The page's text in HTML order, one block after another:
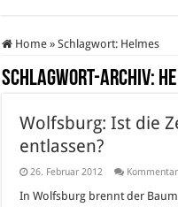
Home » Schlagwort: Helmes
Schlagwort-Archiv:
Wolfsburg: Ist die
entlassen?
26. Februar 2012
In Wolfsburg brennt der